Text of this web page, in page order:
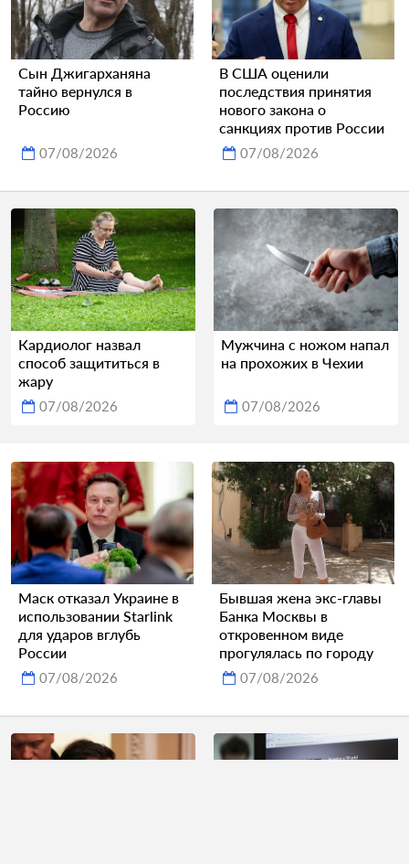
Сын Джигарханяна
тайно вернулся в
Россию
07/08/2026
В США оценили
последствия принятия
нового закона о
санкциях против России
07/08/2026
Кардиолог назвал
способ защититься в
жару
07/08/2026
Мужчина с ножом напал
на прохожих в Чехии
07/08/2026
Маск отказал Украине в
использовании Starlink
для ударов вглубь
России
07/08/2026
Бывшая жена экс-главы
Банка Москвы в
откровенном виде
прогулялась по городу
07/08/2026